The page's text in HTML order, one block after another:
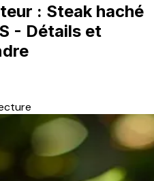
: Steak haché
- Détails et